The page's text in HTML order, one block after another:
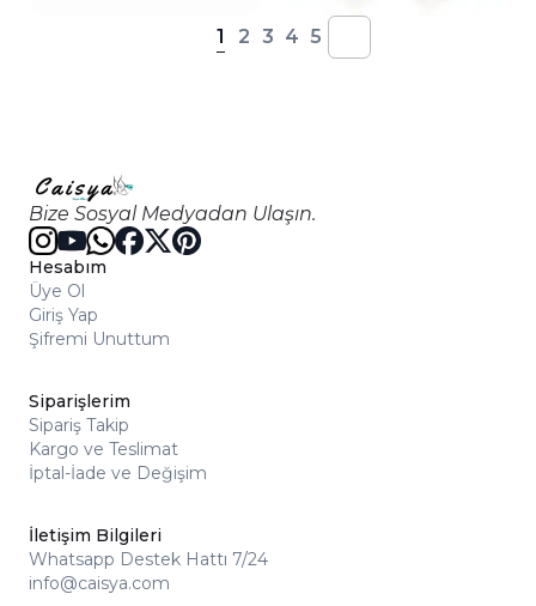
1 2 3 4 5
Bize Sosyal Medyadan Ulaşın.
Hesabım
Üye Ol
Giriş Yap
Şifremi Unuttum
Siparişlerim
Sipariş Takip
Kargo ve Teslimat
İptal-İade ve Değişim
İletişim Bilgileri
Whatsapp Destek Hattı 7/24
info@caisya.com